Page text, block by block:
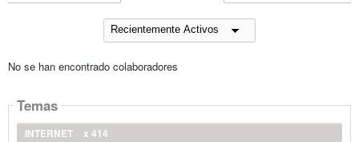
No se han encontrado colaboradores
Temas
INTERNET
x 414